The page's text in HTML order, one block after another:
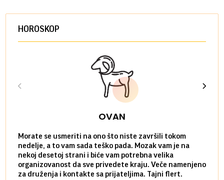
HOROSKOP
OVAN
Morate se usmeriti na ono što niste završili tokom
nedelje, a to vam sada teško pada. Mozak vam je na
nekoj desetoj strani i biće vam potrebna velika
organizovanost da sve privedete kraju. Veče namenjeno
za druženja i kontakte sa prijateljima. Tajni flert.